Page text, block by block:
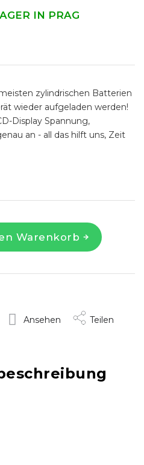
IN PRAG
Warenkorb
zylindrischen Batterien
wieder aufgeladen werden!
Display Spannung,
an - all das hilft uns, Zeit
Ansehen Teilen